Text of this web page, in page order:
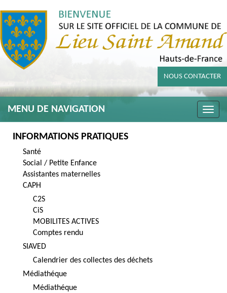
NOUS CONTACTER
Toggle
MENU DE NAVIGATION
INFORMATIONS PRATIQUES
Santé
Social / Petite Enfance
Assistantes maternelles
CAPH
C2S
CiS
MOBILITES ACTIVES
Comptes rendu
SIAVED
Calendrier des collectes des déchets
Médiathéque
Médiathéque